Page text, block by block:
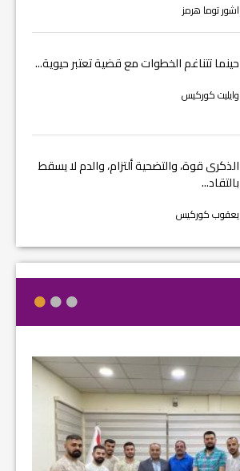
اشور توما هرمز
حينما تتناغم الخطوات مع قضية تعتبر حيوية...
وايليت كوركيس
الذكرى قوة، والتضحية ألتزام، والدم لا يسقط
بالتقاد...
يعقوب كوركيس